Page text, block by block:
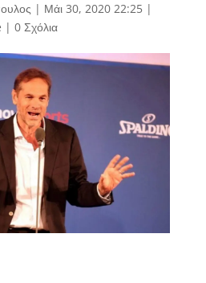
| Μάι 30, 2020 22:25|
| 0 Σχόλια